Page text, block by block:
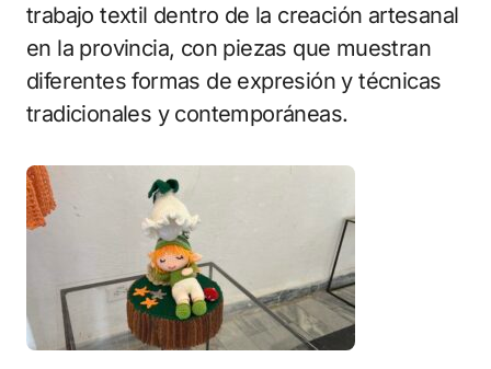
trabajo textil dentro de la creación artesanal
en la provincia, con piezas que muestran
diferentes formas de expresión y técnicas
tradicionales y contemporáneas.